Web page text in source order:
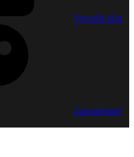
Vytvořit účet
Zapomenuté